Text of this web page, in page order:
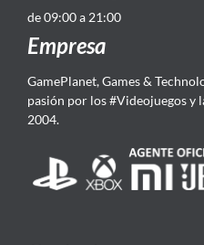
de 09:00 a 21:00
Empresa
GamePlanet, Games &
pasión por los #Videojuegos y
2004.